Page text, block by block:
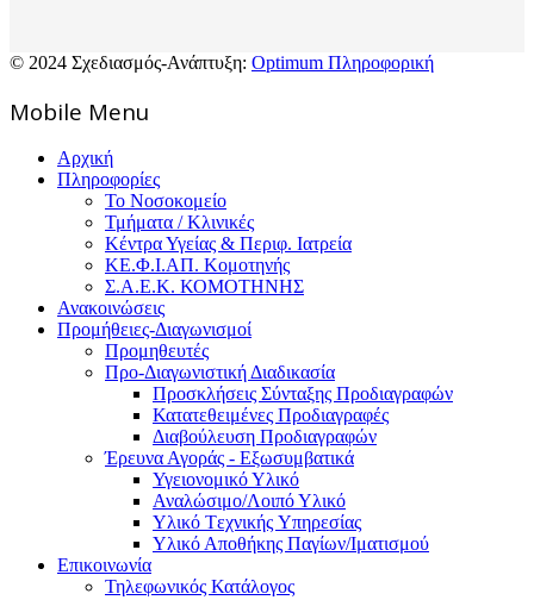
© 2024 Σχεδιασμός-Ανάπτυξη: Optimum Πληροφορική
Mοbile Menu
Αρχική
Πληροφορίες
Το Νοσοκομείο
Τμήματα / Κλινικές
Κέντρα Υγείας & Περιφ. Ιατρεία
ΚΕ.Φ.Ι.ΑΠ. Κομοτηνής
Σ.Α.Ε.Κ. ΚΟΜΟΤΗΝΗΣ
Ανακοινώσεις
Προμήθειες-Διαγωνισμοί
Προμηθευτές
Προ-Διαγωνιστική Διαδικασία
Προσκλήσεις Σύνταξης Προδιαγραφών
Κατατεθειμένες Προδιαγραφές
Διαβούλευση Προδιαγραφών
Έρευνα Αγοράς - Εξωσυμβατικά
Υγειονομικό Υλικό
Αναλώσιμο/Λοιπό Υλικό
Υλικό Tεχνικής Yπηρεσίας
Υλικό Αποθήκης Παγίων/Ιματισμού
Επικοινωνία
Τηλεφωνικός Κατάλογος